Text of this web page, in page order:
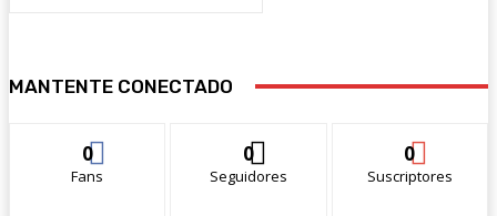
MANTENTE CONECTADO
0
Fans
0
Seguidores
0
Suscriptores